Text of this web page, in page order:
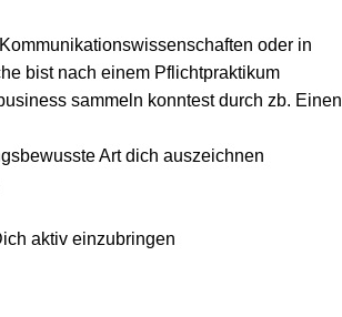
oder in
bist nach einem Pflichtpraktikum
sammeln konntest durch zb. Einen
Art dich auszeichnen
aktiv einzubringen